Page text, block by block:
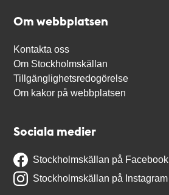
Om webbplatsen
Kontakta oss
Om Stockholmskällan
Tillgänglighetsredogörelse
Om kakor på webbplatsen
Sociala medier
Stockholmskällan på Facebook
Stockholmskällan på Instagram